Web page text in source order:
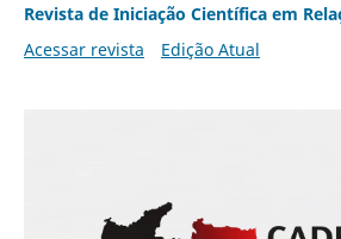
Revista de Iniciação Científica em
Acessar revista
Edição Atual